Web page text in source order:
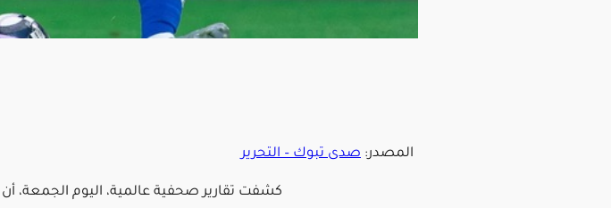
المصدر: صدى تبوك – التحرير
كشفت تقارير صحفية عالمية، اليوم الجمعة، أن